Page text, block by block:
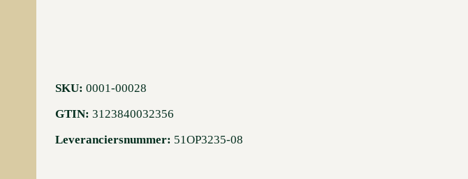
SKU: 0001-00028
GTIN: 3123840032356
Leveranciersnummer: 51OP3235-08